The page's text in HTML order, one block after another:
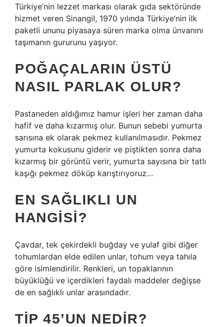
Türkiye’nin lezzet markası olarak gıda sektöründe
hizmet veren Sinangil, 1970 yılında Türkiye’nin ilk
paketli ununu piyasaya süren marka olma ünvanını
taşımanın gururunu yaşıyor.
POĞAÇALARIN ÜSTÜ
NASIL PARLAK OLUR?
Pastaneden aldığımız hamur işleri her zaman daha
hafif ve daha kızarmış olur. Bunun sebebi yumurta
sarısına ek olarak pekmez kullanılmasıdır. Pekmez
yumurta kokusunu giderir ve piştikten sonra daha
kızarmış bir görüntü verir, yumurta sayısına bir tatlı
kaşığı pekmez döküp karıştırıyoruz…
EN SAĞLIKLI UN
HANGISI?
Çavdar, tek çekirdekli buğday ve yulaf gibi diğer
tohumlardan elde edilen unlar, tohum veya tahıla
göre isimlendirilir. Renkleri, un topaklarının
büyüklüğü ve içerdikleri faydalı maddeler değişse
de en sağlıklı unlar arasındadır.
TIP 45’UN NEDIR?